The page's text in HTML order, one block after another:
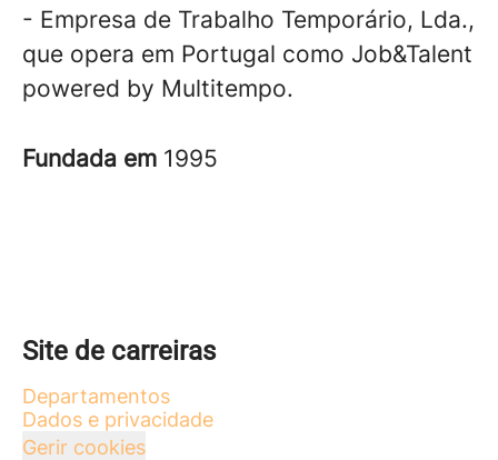
- Empresa de Trabalho Temporário, Lda.,
que opera em Portugal como Job&Talent
powered by Multitempo.
Fundada em 1995
Site de carreiras
Departamentos
Dados e privacidade
Gerir cookies